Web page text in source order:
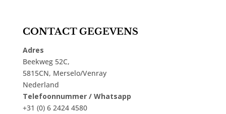
CONTACT GEGEVENS
Adres
Beekweg 52C,
5815CN, Merselo/Venray
Nederland
Telefoonnummer / Whatsapp
+31 (0) 6 2424 4580